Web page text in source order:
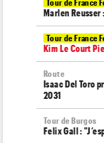
Tour de France
Marlen
Tour de France
Kim Le Court
Route
Isaac Del Toro
2031
Tour de Burgos
Felix Gall :